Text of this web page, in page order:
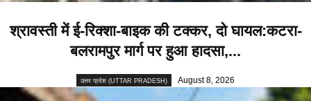
श्रावस्ती में ई-रिक्शा-बाइक की टक्कर, दो घायल:कटरा-
बलरामपुर मार्ग पर हुआ हादसा,...
उत्तर प्रदेश (UTTAR PRADESH) August 8, 2026